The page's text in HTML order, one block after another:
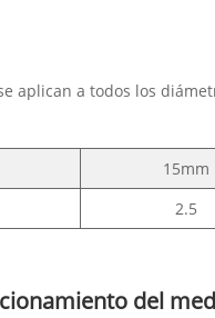
aplican a todos los
15mm
2.5
del